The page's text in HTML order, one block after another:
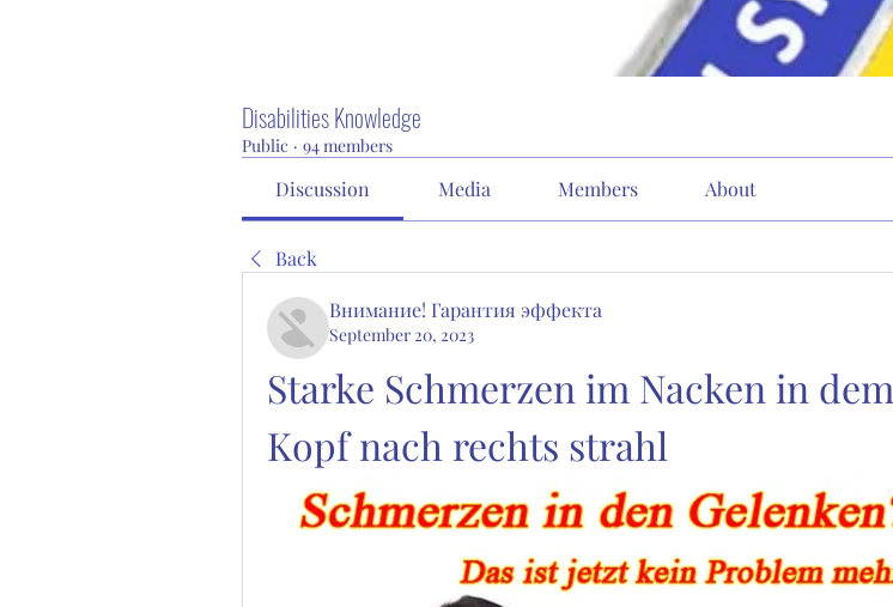
Disabilities Knowledge
Public · 94 members
Discussion Media Members About
Back
Внимание! Гарантия эффекта
September 20, 2023
Starke Schmerzen im Nacken in dem
Kopf nach rechts strahl